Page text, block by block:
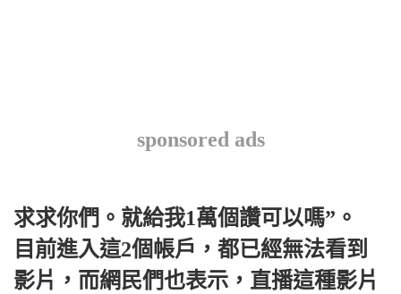
sponsored ads
求求你們。就給我1萬個讚可以嗎”。
目前進入這2個帳戶，都已經無法看到
影片，而網民們也表示，直播這種影片